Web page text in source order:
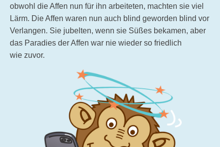
obwohl die Affen nun für ihn arbeiteten, machten sie viel
Lärm. Die Affen waren nun auch blind geworden blind vor
Verlangen. Sie jubelten, wenn sie Süßes bekamen, aber
das Paradies der Affen war nie wieder so friedlich
wie zuvor.